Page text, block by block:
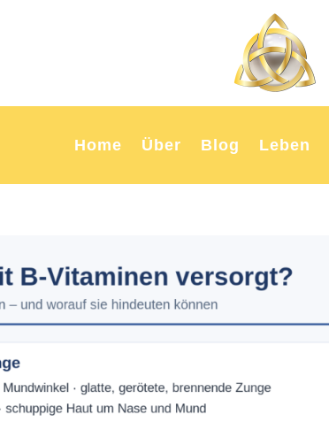
Home Über Blog Leben